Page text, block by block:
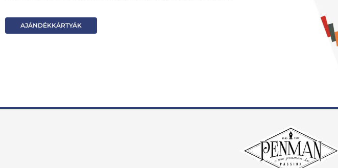
AJÁNDÉKKÁRTYÁK